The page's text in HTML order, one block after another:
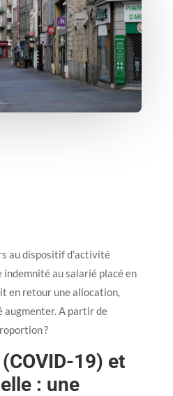
au dispositif d’activité
au salarié placé en
en retour une allocation,
augmenter. A partir de
?
19) et
: une